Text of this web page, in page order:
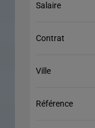
Salaire
Contrat
Ville
Référence